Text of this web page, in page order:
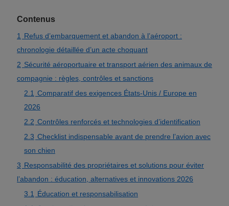
Contenus
1 Refus d’embarquement et abandon à l’aéroport :
chronologie détaillée d’un acte choquant
2 Sécurité aéroportuaire et transport aérien des animaux de
compagnie : règles, contrôles et sanctions
2.1 Comparatif des exigences États-Unis / Europe en
2026
2.2 Contrôles renforcés et technologies d’identification
2.3 Checklist indispensable avant de prendre l’avion avec
son chien
3 Responsabilité des propriétaires et solutions pour éviter
l’abandon : éducation, alternatives et innovations 2026
3.1 Éducation et responsabilisation